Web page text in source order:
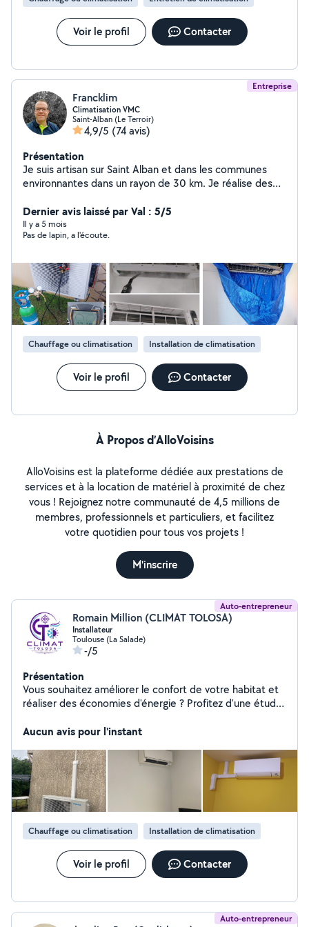
Voir le profil Contacter
Entreprise
Francklim
Climatisation VMC
Saint-Alban (Le Terroir)
4,9/5 (74 avis)
Présentation
Je suis artisan sur Saint Alban et dans les communes
environnantes dans un rayon de 30 km. Je réalise des
des équipements. Automne , hiver je fais des
remplacements des gaines souples de qualité médiocre
par des gaines semi rigide de qualité française qui
fonctionnement , un renouvellement d'air plus efficace.
Dernier avis laissé par Val : 5/5
Il y a 5 mois
Pas de lapin, a l'écoute.
Chauffage ou climatisation Installation de climatisation
Voir le profil Contacter
À Propos d’AlloVoisins
AlloVoisins est la plateforme dédiée aux prestations de
services et à la location de matériel à proximité de chez
vous ! Rejoignez notre communauté de 4,5 millions de
membres, professionnels et particuliers, et facilitez
votre quotidien pour tous vos projets !
M'inscrire
Auto-entrepreneur
Romain Million (CLIMAT TOLOSA)
Installateur
Toulouse (La Salade)
-/5
Présentation
Vous souhaitez améliorer le confort de votre habitat et
réaliser des économies d'énergie ? Profitez d'une étude
accompagne pour l'installation, le dépannage et
air/eau et air/air, VMC simple et double flux, cumulus,
Ballon thermodynamique, radiateurs et sèches-serviette
électriques.
Aucun avis pour l'instant
Chauffage ou climatisation Installation de climatisation
Voir le profil Contacter
Auto-entrepreneur